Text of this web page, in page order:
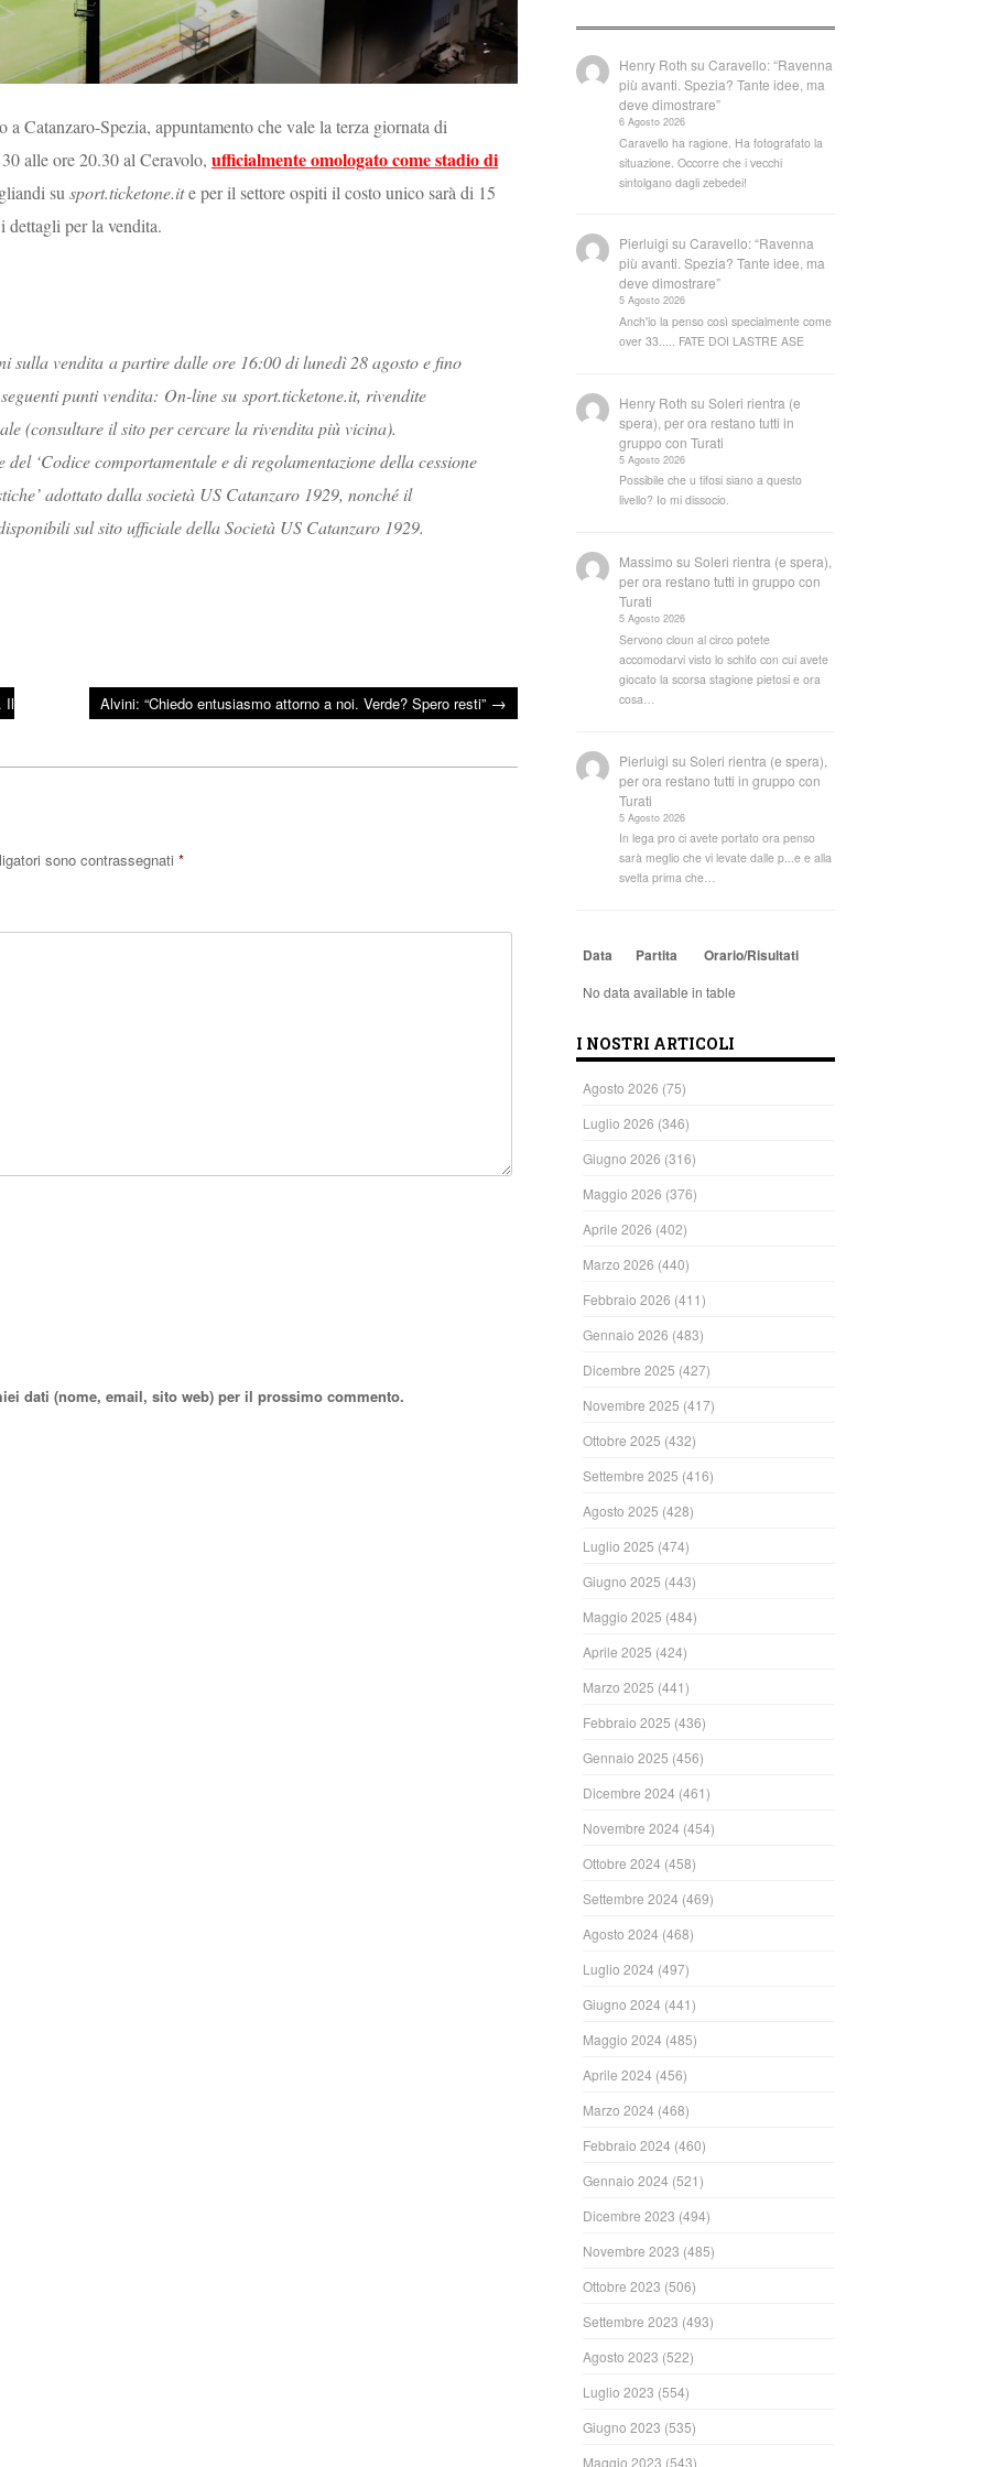
Catanzaro-Spezia, appuntamento che vale la terza giornata di
alle ore 20.30 al Ceravolo, ufficialmente omologato come stadio di
su sport.ticketone.ite per il settore ospiti il costo unico sarà di 15
per la vendita.
sulla vendita a partire dalle ore 16:00 di lunedì 28 agosto e fino
punti vendita: On-line su sport.ticketone.it, rivendite
(consultare il sito per cercare la rivendita più vicina).
‘Codice comportamentale e di regolamentazione della cessione
adottato dalla società US Catanzaro 1929, nonché il
sul sito ufficiale della Società US Catanzaro 1929.
Il
Alvini: “Chiedo entusiasmo attorno a noi. Verde? Spero resti” →
sono contrassegnati *
dati (nome, email, sito web) per il prossimo commento.
Henry Roth suCaravello: “Ravenna
più avanti. Spezia? Tante idee, ma
deve dimostrare”
6 Agosto 2026
Caravello ha ragione. Ha fotografato la
situazione. Occorre che i vecchi
sintolgano dagli zebedei!
Pierluigi suCaravello: “Ravenna
più avanti. Spezia? Tante idee, ma
deve dimostrare”
5 Agosto 2026
Anch'io la penso così specialmente come
over 33..... FATE DOI LASTRE ASE
Henry Roth suSoleri rientra (e
spera), per ora restano tutti in
gruppo con Turati
5 Agosto 2026
Possibile che u tifosi siano a questo
livello? Io mi dissocio.
Massimo suSoleri rientra (e spera),
per ora restano tutti in gruppo con
Turati
5 Agosto 2026
Servono cloun al circo potete
accomodarvi visto lo schifo con cui avete
giocato la scorsa stagione pietosi e ora
cosa…
Pierluigi suSoleri rientra (e spera),
per ora restano tutti in gruppo con
Turati
5 Agosto 2026
In lega pro ci avete portato ora penso
sarà meglio che vi levate dalle p...e e alla
svelta prima che…
Data Partita Orario/Risultati
No data available in table
I NOSTRI ARTICOLI
Agosto 2026 (75)
Luglio 2026 (346)
Giugno 2026 (316)
Maggio 2026 (376)
Aprile 2026 (402)
Marzo 2026 (440)
Febbraio 2026 (411)
Gennaio 2026 (483)
Dicembre 2025 (427)
Novembre 2025 (417)
Ottobre 2025 (432)
Settembre 2025 (416)
Agosto 2025 (428)
Luglio 2025 (474)
Giugno 2025 (443)
Maggio 2025 (484)
Aprile 2025 (424)
Marzo 2025 (441)
Febbraio 2025 (436)
Gennaio 2025 (456)
Dicembre 2024 (461)
Novembre 2024 (454)
Ottobre 2024 (458)
Settembre 2024 (469)
Agosto 2024 (468)
Luglio 2024 (497)
Giugno 2024 (441)
Maggio 2024 (485)
Aprile 2024 (456)
Marzo 2024 (468)
Febbraio 2024 (460)
Gennaio 2024 (521)
Dicembre 2023 (494)
Novembre 2023 (485)
Ottobre 2023 (506)
Settembre 2023 (493)
Agosto 2023 (522)
Luglio 2023 (554)
Giugno 2023 (535)
Maggio 2023 (543)